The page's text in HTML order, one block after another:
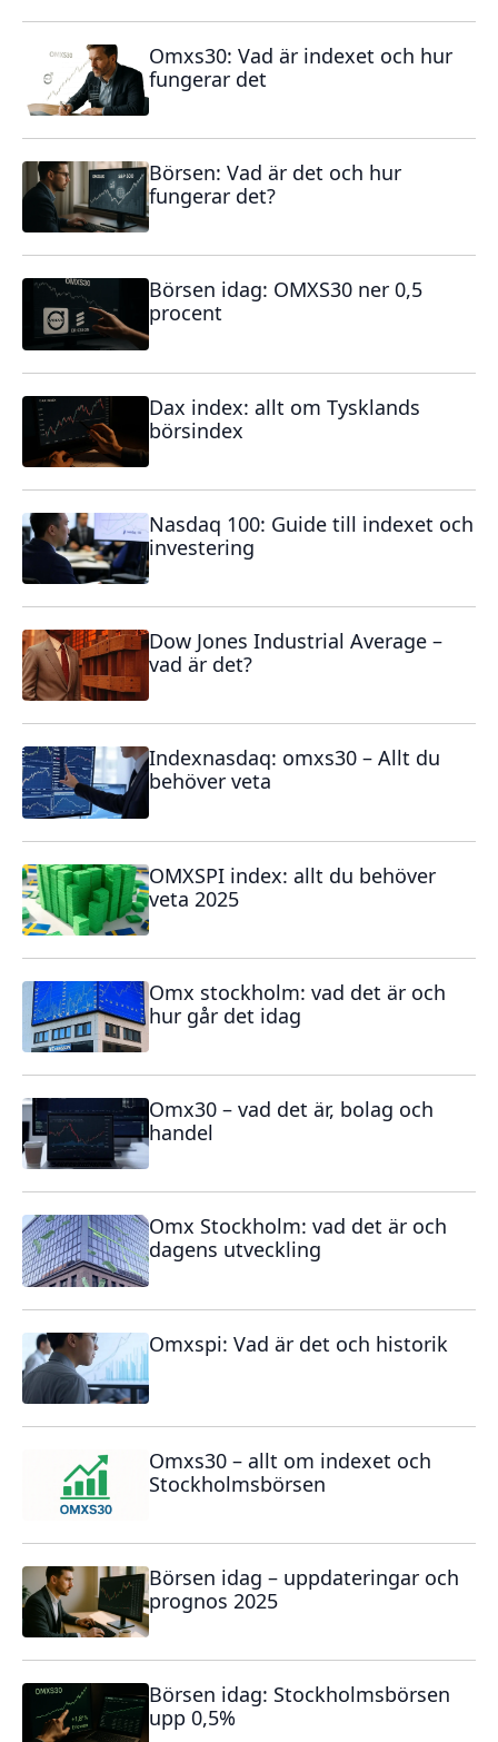
Omxs30: Vad är indexet och hur
fungerar det
Börsen: Vad är det och hur
fungerar det?
Börsen idag: OMXS30 ner 0,5
procent
Dax index: allt om Tysklands
börsindex
Nasdaq 100: Guide till indexet och
investering
Dow Jones Industrial Average –
vad är det?
Indexnasdaq: omxs30 – Allt du
behöver veta
OMXSPI index: allt du behöver
veta 2025
Omx stockholm: vad det är och
hur går det idag
Omx30 – vad det är, bolag och
handel
Omx Stockholm: vad det är och
dagens utveckling
Omxspi: Vad är det och historik
Omxs30 – allt om indexet och
Stockholmsbörsen
Börsen idag – uppdateringar och
prognos 2025
Börsen idag: Stockholmsbörsen
upp 0,5%